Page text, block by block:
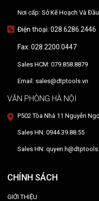
Nơi cấp: Sở Kế Hoạch Và
Điện thoại: 028.6286.2446
Fax: 028.2200.0447
Sales HCM: 079.858.8879
Email: sales@dtptools.vn
VĂN PHÒNG HÀ NỘI
P502 Tòa Nhà 11 Nguyễn
Sales HN: 0944.39.88.55
Sales HN:
CHÍNH SÁCH
GIỚI THIỆU